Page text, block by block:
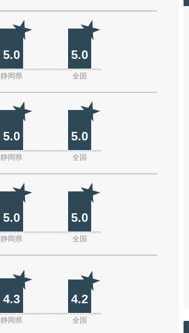
5.0 5.0
静岡県 全国
5.0 5.0
静岡県 全国
5.0 5.0
静岡県 全国
4.3 4.2
静岡県 全国